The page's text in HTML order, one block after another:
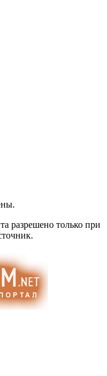
разрешено только при